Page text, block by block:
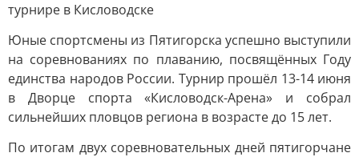
турнире в Кисловодске
Юные спортсмены из Пятигорска успешно выступили
на соревнованиях по плаванию, посвящённых Году
единства народов России. Турнир прошёл 13-14 июня
в Дворце спорта «Кисловодск-Арена» и собрал
сильнейших пловцов региона в возрасте до 15 лет.
По итогам двух соревновательных дней пятигорчане